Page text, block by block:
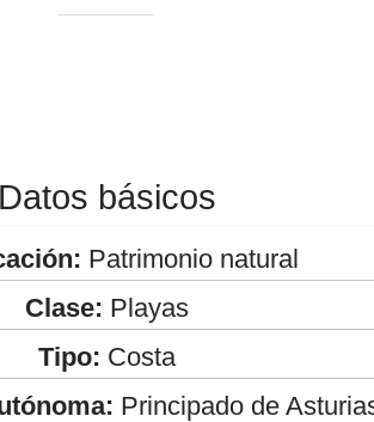
Datos básicos
Patrimonio natural
Clase: Playas
Tipo: Costa
Principado de